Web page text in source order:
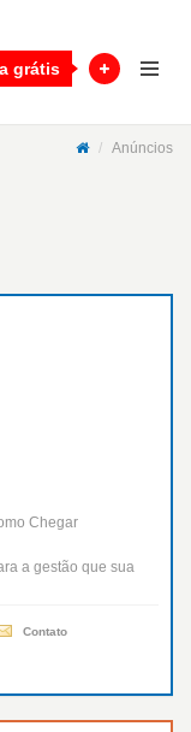
grátis
Anúncios
Chegar
a gestão que sua
Contato